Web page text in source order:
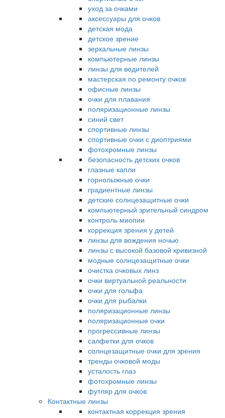
уход за очками
аксессуары для очков
детская мода
детское зрение
зеркальные линзы
компьютерные линзы
линзы для водителей
мастерская по ремонту очков
офисные линзы
очки для плавания
поляризационные линзы
синий свет
спортивные линзы
спортивные очки с диоптриями
фотохромные линзы
безопасность детских очков
глазные капли
горнолыжные очки
градиентные линзы
детские солнцезащитные очки
компьютерный зрительный синдром
контроль миопии
коррекция зрения у детей
линзы для вождения ночью
линзы с высокой базовой кривизной
модные солнцезащитные очки
очистка очковых линз
очки виртуальной реальности
очки для гольфа
очки для рыбалки
поляризационные линзы
поляризационные очки
прогрессивные линзы
салфетки для очков
солнцезащитные очки для зрения
тренды очковой моды
усталость глаз
фотохромные линзы
футляр для очков
Контактные линзы
контактная коррекция зрения